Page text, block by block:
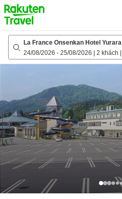
to
top
page
La France Onsenkan Hotel Yurara
24/08/2026 - 25/08/2026 2 khách